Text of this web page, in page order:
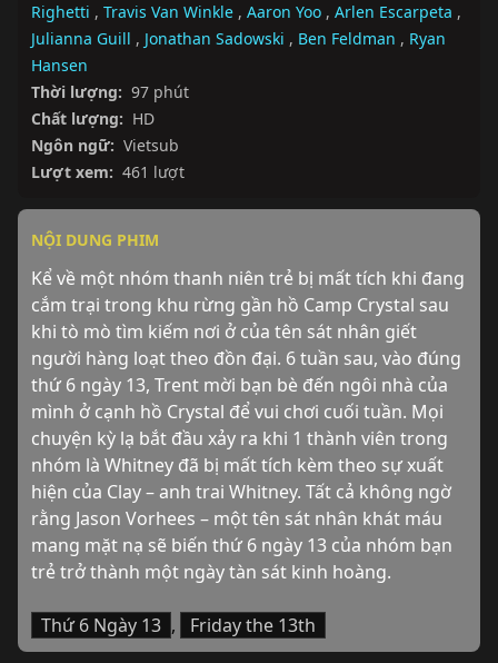
Righetti , Travis Van Winkle , Aaron Yoo , Arlen Escarpeta ,
Julianna Guill , Jonathan Sadowski , Ben Feldman , Ryan
Hansen
Thời lượng: 97 phút
Chất lượng: HD
Ngôn ngữ: Vietsub
Lượt xem: 461 lượt
NỘI DUNG PHIM
Kể về một nhóm thanh niên trẻ bị mất tích khi đang
cắm trại trong khu rừng gần hồ Camp Crystal sau
khi tò mò tìm kiếm nơi ở của tên sát nhân giết
người hàng loạt theo đồn đại. 6 tuần sau, vào đúng
thứ 6 ngày 13, Trent mời bạn bè đến ngôi nhà của
mình ở cạnh hồ Crystal để vui chơi cuối tuần. Mọi
chuyện kỳ lạ bắt đầu xảy ra khi 1 thành viên trong
nhóm là Whitney đã bị mất tích kèm theo sự xuất
hiện của Clay – anh trai Whitney. Tất cả không ngờ
rằng Jason Vorhees – một tên sát nhân khát máu
mang mặt nạ sẽ biến thứ 6 ngày 13 của nhóm bạn
trẻ trở thành một ngày tàn sát kinh hoàng.
Thứ 6 Ngày 13 , Friday the 13th